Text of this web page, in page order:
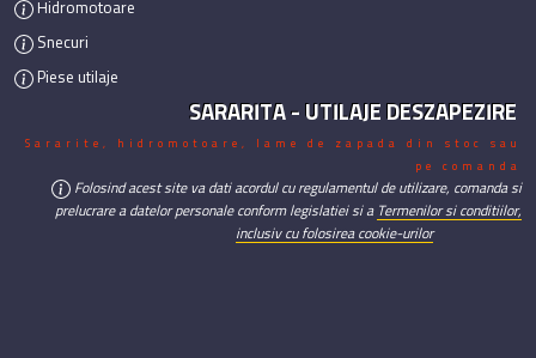
Hidromotoare
Snecuri
Piese utilaje
SARARITA - UTILAJE DESZAPEZIRE
Sararite, hidromotoare, lame de zapada din stoc sau
pe comanda
Folosind acest site va dati acordul cu regulamentul de utilizare, comanda si
prelucrare a datelor personale conform legislatiei si a Termenilor si conditiilor,
inclusiv cu folosirea cookie-urilor